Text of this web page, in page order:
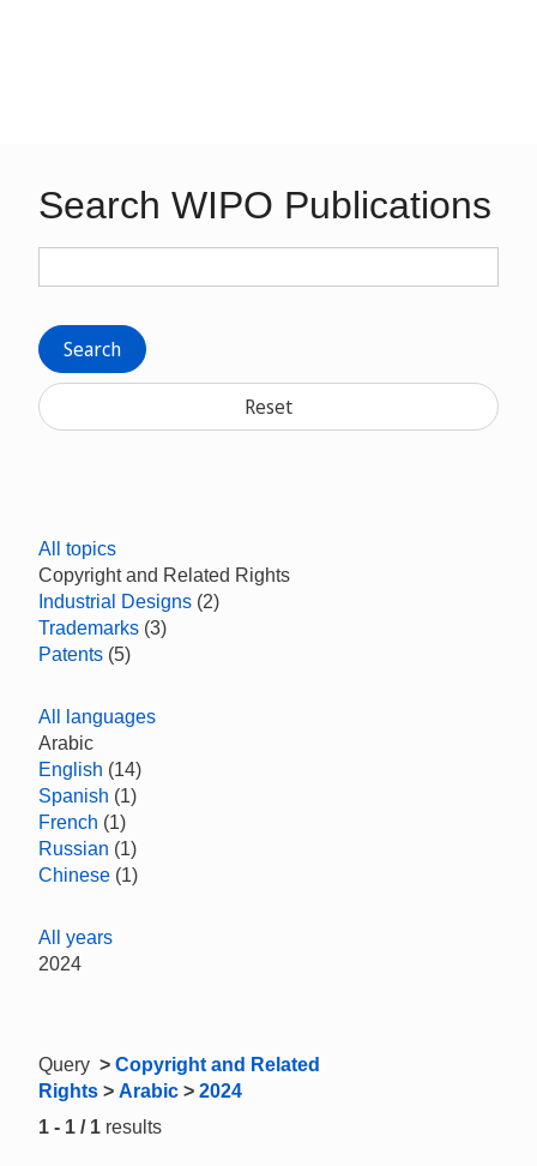
Search WIPO Publications
Search
Reset
All topics
Copyright and Related Rights
Industrial Designs (2)
Trademarks (3)
Patents (5)
All languages
Arabic
English (14)
Spanish (1)
French (1)
Russian (1)
Chinese (1)
All years
2024
Query > Copyright and Related
Rights > Arabic > 2024
1 - 1 / 1 results